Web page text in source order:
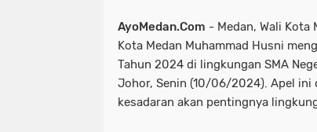
AyoMedan.Com - Medan, Wali
Kota Medan Muhammad Husni
Tahun 2024 di lingkungan SMA
Johor, Senin (10/06/2024). Apel ini
kesadaran akan pentingnya